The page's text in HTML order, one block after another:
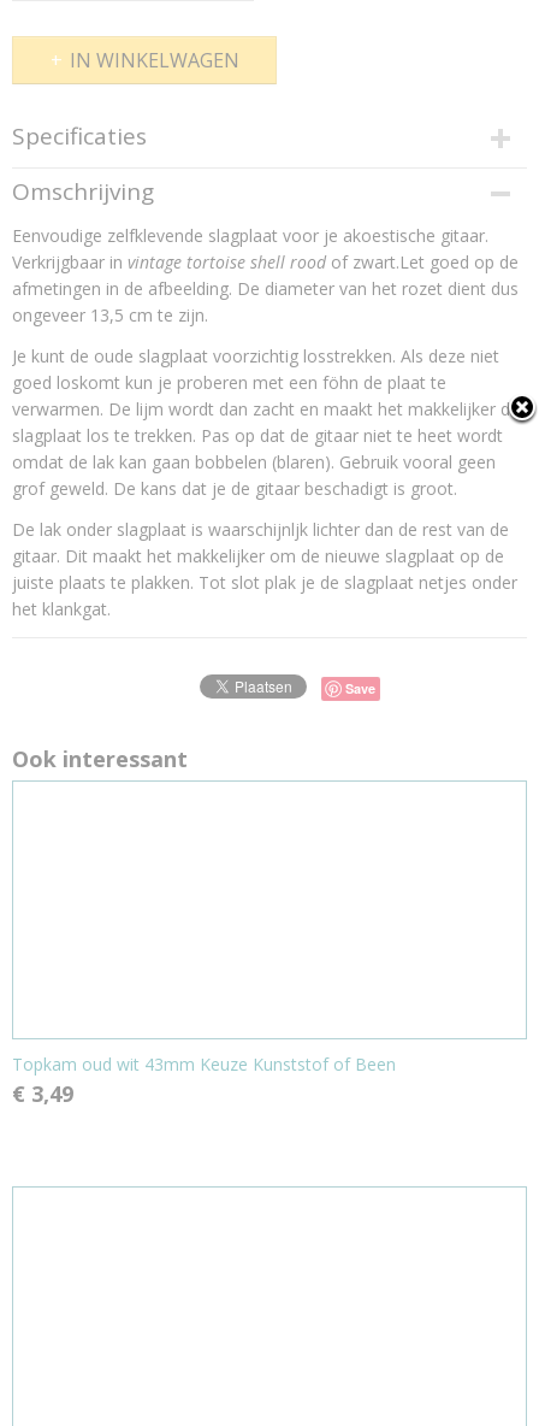
IN WINKELWAGEN
Specificaties
Netto gewicht
10,00 g
Bruto gewicht
20,00 g
Omschrijving
Eenvoudige zelfklevende slagplaat voor je akoestische gitaar.
Verkrijgbaar in vintage tortoise shell rood of zwart.Let goed op de
afmetingen in de afbeelding. De diameter van het rozet dient dus
ongeveer 13,5 cm te zijn.
Je kunt de oude slagplaat voorzichtig losstrekken. Als deze niet
goed loskomt kun je proberen met een föhn de plaat te
verwarmen. De lijm wordt dan zacht en maakt het makkelijker de
slagplaat los te trekken. Pas op dat de gitaar niet te heet wordt
omdat de lak kan gaan bobbelen (blaren). Gebruik vooral geen
grof geweld. De kans dat je de gitaar beschadigt is groot.
De lak onder slagplaat is waarschijnljk lichter dan de rest van de
gitaar. Dit maakt het makkelijker om de nieuwe slagplaat op de
juiste plaats te plakken. Tot slot plak je de slagplaat netjes onder
het klankgat.
Save
Ook interessant
Topkam oud wit 43mm Keuze Kunststof of Been
€ 3,49